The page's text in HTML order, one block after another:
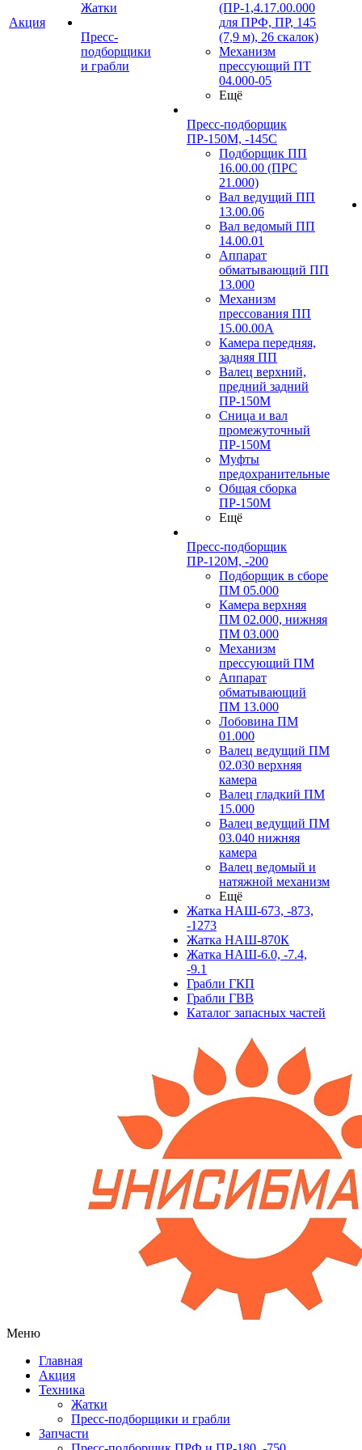
Акция
Жатки
Пресс-
подборщики
и грабли
(ПР-1,4.17.00.000
для ПРФ, ПР, 145
(7,9 м), 26 скалок)
Механизм
прессующий ПТ
04.000-05
Ещё
Пресс-подборщик
ПР-150М, -145С
Подборщик ПП
16.00.00 (ПРС
21.000)
Вал ведущий ПП
13.00.06
Вал ведомый ПП
14.00.01
Аппарат
обматывающий ПП
13.000
Механизм
прессования ПП
15.00.00А
Камера передняя,
задняя ПП
Валец верхний,
предний задний
ПР-150М
Сница и вал
промежуточный
ПР-150М
Муфты
предохранительные
Общая сборка
ПР-150М
Ещё
Пресс-подборщик
ПР-120М, -200
Подборщик в сборе
ПМ 05.000
Камера верхняя
ПМ 02.000, нижняя
ПМ 03.000
Механизм
прессующий ПМ
Аппарат
обматывающий
ПМ 13.000
Лобовина ПМ
01.000
Валец ведущий ПМ
02.030 верхняя
камера
Валец гладкий ПМ
15.000
Валец ведущий ПМ
03.040 нижняя
камера
Валец ведомый и
натяжной механизм
Ещё
Жатка НАШ-673, -873,
-1273
Жатка НАШ-870К
Жатка НАШ-6.0, -7.4,
-9.1
Грабли ГКП
Грабли ГВВ
Каталог запасных частей
Меню
Главная
Акция
Техника
Жатки
Пресс-подборщики и грабли
Запчасти